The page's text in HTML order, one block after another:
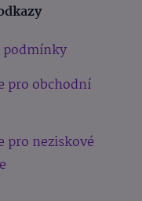
podmínky
pro obchodní
pro neziskové